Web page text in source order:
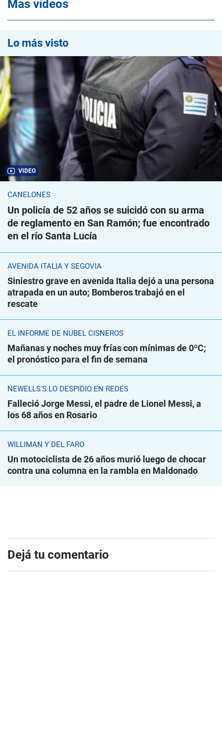
Mas videos
Lo más visto
VIDEO
CANELONES
Un policía de 52 años se suicidó con su arma
de reglamento en San Ramón; fue encontrado
en el río Santa Lucía
AVENIDA ITALIA Y SEGOVIA
Siniestro grave en avenida Italia dejó a una persona
atrapada en un auto; Bomberos trabajó en el
rescate
EL INFORME DE NUBEL CISNEROS
Mañanas y noches muy frías con mínimas de 0ºC;
el pronóstico para el fin de semana
NEWELLS'S LO DESPIDIÓ EN REDES
Falleció Jorge Messi, el padre de Lionel Messi, a
los 68 años en Rosario
WILLIMAN Y DEL FARO
Un motociclista de 26 años murió luego de chocar
contra una columna en la rambla en Maldonado
Dejá tu comentario